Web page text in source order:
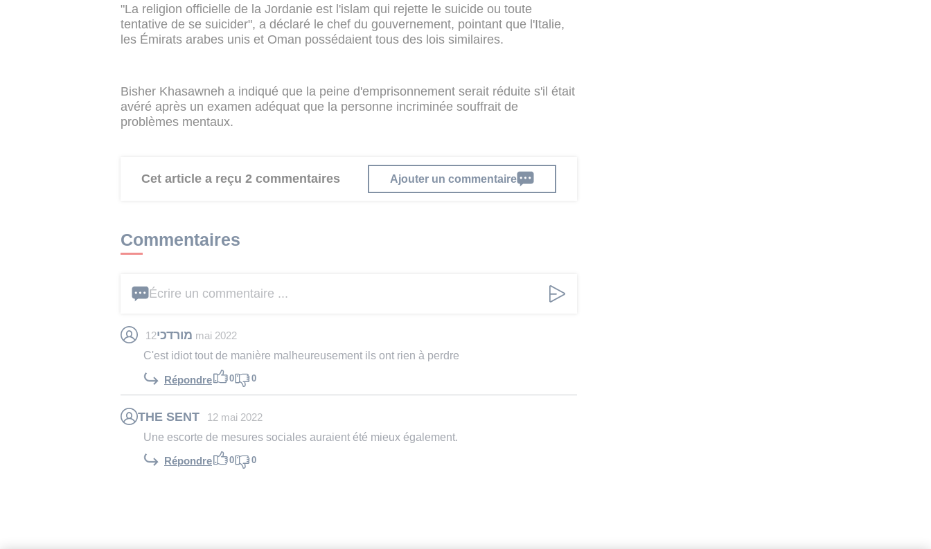
"La religion officielle de la Jordanie est l'islam qui rejette le suicide ou toute
tentative de se suicider", a déclaré le chef du gouvernement, pointant que l'Italie,
les Émirats arabes unis et Oman possédaient tous des lois similaires.
Bisher Khasawneh a indiqué que la peine d'emprisonnement serait réduite s'il était
avéré après un examen adéquat que la personne incriminée souffrait de
problèmes mentaux.
Cet article a reçu 2 commentaires Ajouter un commentaire
Commentaires
Écrire un commentaire ...
מורדכי 12 mai 2022
C'est idiot tout de manière malheureusement ils ont rien à perdre
Répondre 0 0
THE SENT 12 mai 2022
Une escorte de mesures sociales auraient été mieux également.
Répondre 0 0